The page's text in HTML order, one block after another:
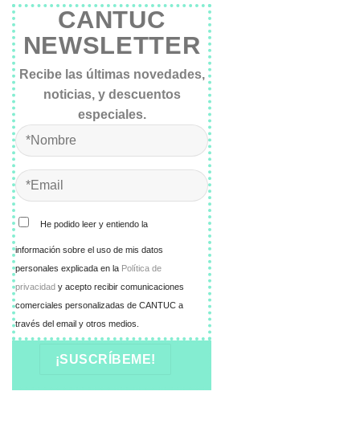
CANTUC
NEWSLETTER
Recibe las últimas novedades,
noticias, y descuentos
especiales.
He podido leer y entiendo la
información sobre el uso de mis datos
personales explicada en la Política de
privacidad y acepto recibir comunicaciones
comerciales personalizadas de CANTUC a
través del email y otros medios.